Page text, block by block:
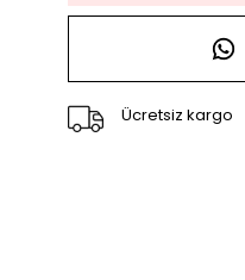
Ücretsiz kargo